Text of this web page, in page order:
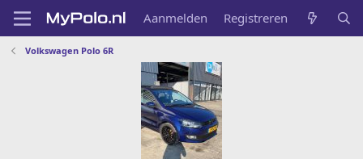
Aanmelden Registreren
Volkswagen Polo 6R